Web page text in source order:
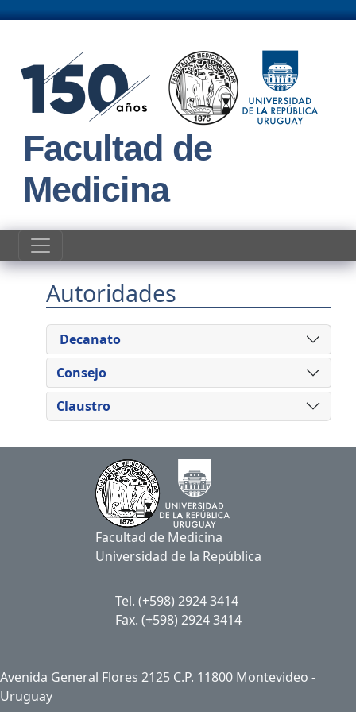
Facultad de
Medicina
Autoridades
Decanato
Consejo
Claustro
Facultad de Medicina
Universidad de la República
Tel. (+598) 2924 3414
Fax. (+598) 2924 3414
Avenida General Flores 2125 C.P. 11800 Montevideo -
Uruguay